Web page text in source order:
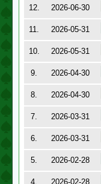
12.
2026-06-30
11.
2026-05-31
10.
2026-05-31
9.
2026-04-30
8.
2026-04-30
7.
2026-03-31
6.
2026-03-31
5.
2026-02-28
4.
2026-02-28